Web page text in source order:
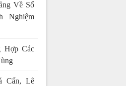
Về Số
Nghiệm
Hợp Các
Cẩn, Lê